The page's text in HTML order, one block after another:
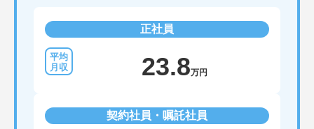
正社員
23.8万円
契約社員・嘱託社員